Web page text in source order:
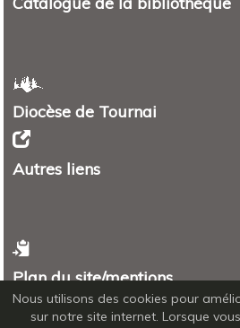
Diocèse de Tournai
Autres liens
Plan du site/mentions
Plan
Mentions légales - RGPD
Nous utilisons des cookies pour
sur notre site internet. Lorsque